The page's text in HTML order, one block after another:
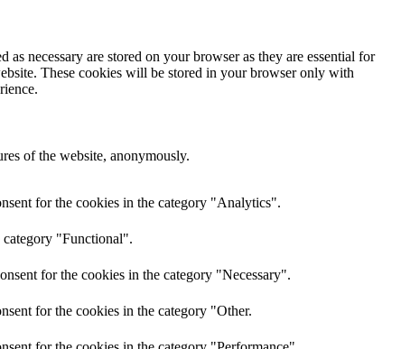
necessary are stored on your browser as they are essential for
These cookies will be stored in your browser only with
of the website, anonymously.
for the cookies in the category "Analytics".
category "Functional".
for the cookies in the category "Necessary".
for the cookies in the category "Other.